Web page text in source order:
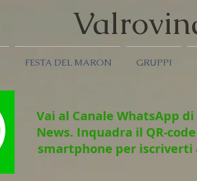
Valrov
FESTA DEL MARON GRUPPI
Vai al Canale WhatsApp
News. Inquadra il QR-
smartphone per iscriverti